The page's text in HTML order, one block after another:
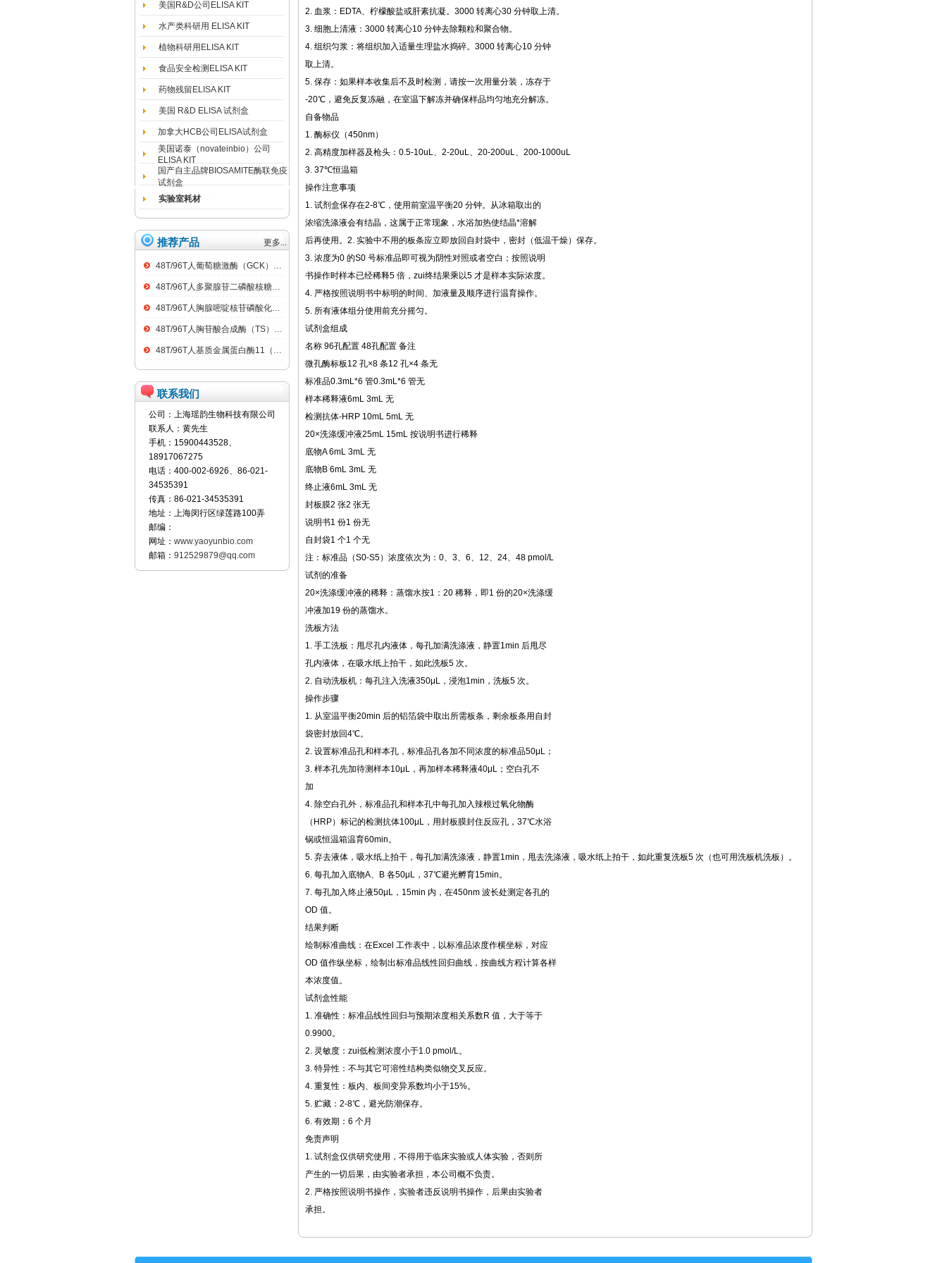
美国R&D公司ELISA KIT
水产类科研用 ELISA KIT
植物科研用ELISA KIT
食品安全检测ELISA KIT
药物残留ELISA KIT
美国 R&D ELISA 试剂盒
加拿大HCB公司ELISA试剂盒
美国诺泰（novateinbio）公司
ELISA KIT
国产自主品牌BIOSAMITE酶联免疫
试剂盒
实验室耗材
推荐产品 更多...
48T/96T人葡萄糖激酶（GCK）ELISA kit
48T/96T人多聚腺苷二磷酸核糖聚合酶（PARP）ELISA kit
48T/96T人胸腺嘧啶核苷磷酸化酶（TP）ELISA kit
48T/96T人胸苷酸合成酶（TS）ELISA kit
48T/96T人基质金属蛋白酶11（MMP11）ELISA kit
联系我们
公司：上海瑶韵生物科技有限公司
联系人：黄先生
手机：15900443528、
18917067275
电话：400-002-6926、86-021-
34535391
传真：86-021-34535391
地址：上海闵行区绿莲路100弄
邮编：
网址： www.yaoyunbio.com
邮箱： 912529879@qq.com
2. 血浆：EDTA、柠檬酸盐或肝素抗凝。3000 转离心30 分钟取上清。
3. 细胞上清液：3000 转离心10 分钟去除颗粒和聚合物。
4. 组织匀浆：将组织加入适量生理盐水捣碎。3000 转离心10 分钟
取上清。
5. 保存：如果样本收集后不及时检测，请按一次用量分装，冻存于
-20℃，避免反复冻融，在室温下解冻并确保样品均匀地充分解冻。
自备物品
1. 酶标仪（450nm）
2. 高精度加样器及枪头：0.5-10uL、2-20uL、20-200uL、200-1000uL
3. 37℃恒温箱
操作注意事项
1. 试剂盒保存在2-8℃，使用前室温平衡20 分钟。从冰箱取出的
浓缩洗涤液会有结晶，这属于正常现象，水浴加热使结晶*溶解
后再使用。2. 实验中不用的板条应立即放回自封袋中，密封（低温干燥）保存。
3. 浓度为0 的S0 号标准品即可视为阴性对照或者空白；按照说明
书操作时样本已经稀释5 倍，zui终结果乘以5 才是样本实际浓度。
4. 严格按照说明书中标明的时间、加液量及顺序进行温育操作。
5. 所有液体组分使用前充分摇匀。
试剂盒组成
名称 96孔配置 48孔配置 备注
微孔酶标板12 孔×8 条12 孔×4 条无
标准品0.3mL*6 管0.3mL*6 管无
样本稀释液6mL 3mL 无
检测抗体-HRP 10mL 5mL 无
20×洗涤缓冲液25mL 15mL 按说明书进行稀释
底物A 6mL 3mL 无
底物B 6mL 3mL 无
终止液6mL 3mL 无
封板膜2 张2 张无
说明书1 份1 份无
自封袋1 个1 个无
注：标准品（S0-S5）浓度依次为：0、3、6、12、24、48 pmol/L
试剂的准备
20×洗涤缓冲液的稀释：蒸馏水按1：20 稀释，即1 份的20×洗涤缓
冲液加19 份的蒸馏水。
洗板方法
1. 手工洗板：甩尽孔内液体，每孔加满洗涤液，静置1min 后甩尽
孔内液体，在吸水纸上拍干，如此洗板5 次。
2. 自动洗板机：每孔注入洗液350μL，浸泡1min，洗板5 次。
操作步骤
1. 从室温平衡20min 后的铝箔袋中取出所需板条，剩余板条用自封
袋密封放回4℃。
2. 设置标准品孔和样本孔，标准品孔各加不同浓度的标准品50μL；
3. 样本孔先加待测样本10μL，再加样本稀释液40μL；空白孔不
加
4. 除空白孔外，标准品孔和样本孔中每孔加入辣根过氧化物酶
（HRP）标记的检测抗体100μL，用封板膜封住反应孔，37℃水浴
锅或恒温箱温育60min。
5. 弃去液体，吸水纸上拍干，每孔加满洗涤液，静置1min，甩去洗涤液，吸水纸上拍干，如此重复洗板5 次（也可用洗板机洗板）。
6. 每孔加入底物A、B 各50μL，37℃避光孵育15min。
7. 每孔加入终止液50μL，15min 内，在450nm 波长处测定各孔的
OD 值。
结果判断
绘制标准曲线：在Excel 工作表中，以标准品浓度作横坐标，对应
OD 值作纵坐标，绘制出标准品线性回归曲线，按曲线方程计算各样
本浓度值。
试剂盒性能
1. 准确性：标准品线性回归与预期浓度相关系数R 值，大于等于
0.9900。
2. 灵敏度：zui低检测浓度小于1.0 pmol/L。
3. 特异性：不与其它可溶性结构类似物交叉反应。
4. 重复性：板内、板间变异系数均小于15%。
5. 贮藏：2-8℃，避光防潮保存。
6. 有效期：6 个月
免责声明
1. 试剂盒仅供研究使用，不得用于临床实验或人体实验，否则所
产生的一切后果，由实验者承担，本公司概不负责。
2. 严格按照说明书操作，实验者违反说明书操作，后果由实验者
承担。